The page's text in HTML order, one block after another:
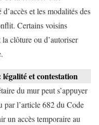
et les modalités des
Certains voisins
clôture ou d’autoriser
et contestation
du mur peut s’appuyer
par l’article 682 du Code
un accès temporaire au